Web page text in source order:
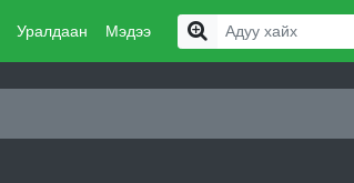
Уралдаан Мэдээ